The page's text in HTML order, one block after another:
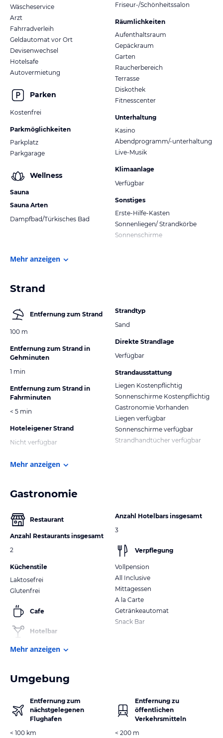
Wäscheservice
Arzt
Fahrradverleih
Geldautomat vor Ort
Devisenwechsel
Hotelsafe
Autovermietung
Parken
Kostenfrei
Parkmöglichkeiten
Parkplatz
Parkgarage
Wellness
Sauna
Sauna Arten
Dampfbad/Türkisches Bad
Friseur-/Schönheitssalon
Räumlichkeiten
Aufenthaltsraum
Gepäckraum
Garten
Raucherbereich
Terrasse
Diskothek
Fitnesscenter
Unterhaltung
Kasino
Abendprogramm/-unterhaltung
Live-Musik
Klimaanlage
Verfügbar
Sonstiges
Erste-Hilfe-Kasten
Sonnenliegen/ Strandkörbe
Sonnenschirme
Mehr anzeigen
Strand
Entfernung zum Strand
100 m
Entfernung zum Strand in
Gehminuten
1 min
Entfernung zum Strand in
Fahrminuten
< 5 min
Hoteleigener Strand
Nicht verfügbar
Strandtyp
Sand
Direkte Strandlage
Verfügbar
Strandausstattung
Liegen Kostenpflichtig
Sonnenschirme Kostenpflichtig
Gastronomie Vorhanden
Liegen verfügbar
Sonnenschirme verfügbar
Strandhandtücher verfügbar
Mehr anzeigen
Gastronomie
Restaurant
Anzahl Restaurants insgesamt
2
Küchenstile
Laktosefrei
Glutenfrei
Cafe
Hotelbar
Anzahl Hotelbars insgesamt
3
Verpflegung
Vollpension
All Inclusive
Mittagessen
A la Carte
Getränkeautomat
Snack Bar
Mehr anzeigen
Umgebung
Entfernung zum
nächstgelegenen
Flughafen
< 100 km
Entfernung zu
öffentlichen
Verkehrsmitteln
< 200 m